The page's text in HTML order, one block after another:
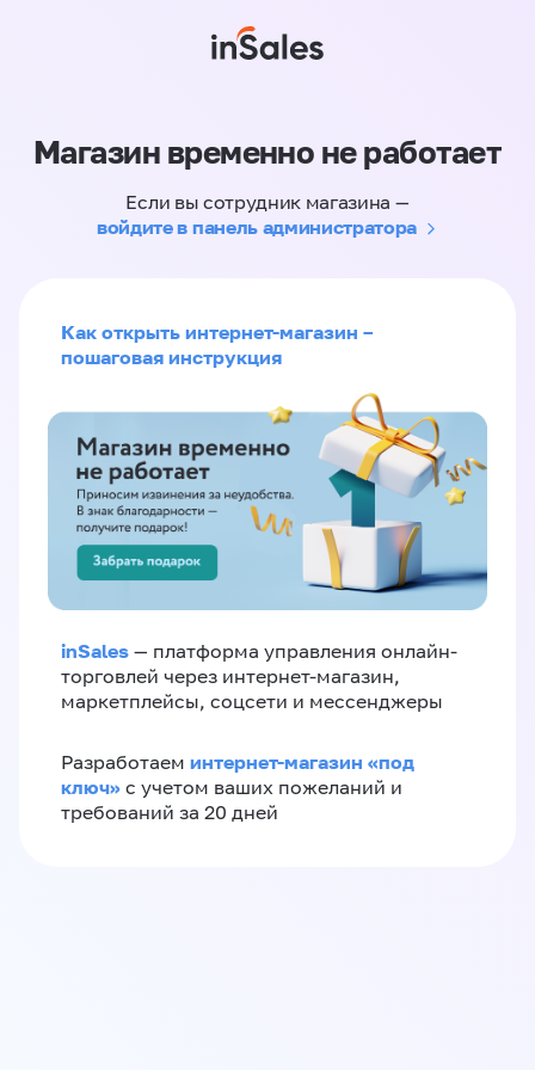
Магазин временно не работает
Если вы сотрудник магазина —
войдите в панель администратора
Как открыть интернет-магазин –
пошаговая инструкция
inSales — платформа управления онлайн-
торговлей через интернет-магазин,
маркетплейсы, соцсети и мессенджеры
Разработаем интернет-магазин «‎под
ключ»‎ с учетом ваших пожеланий и
требований за 20 дней